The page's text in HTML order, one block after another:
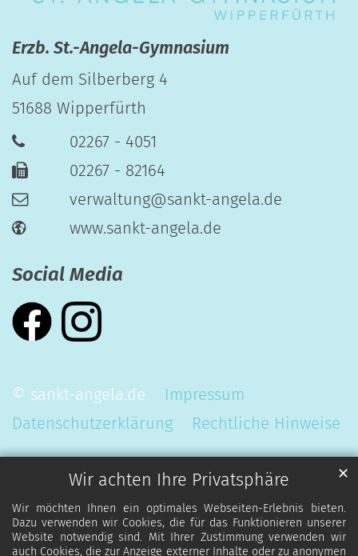
Wir achten Ihre Privatsphäre
Wir möchten Ihnen ein optimales Webseiten-Erlebnis bieten.
Dazu verwenden wir Cookies, die für das Funktionieren unserer
Website notwendig sind. Mit Ihrer Zustimmung verwenden wir
auch Cookies, die zur Anzeige externer Inhalte oder zu anonymen
✕
Erzb. St.-Angela-Gymnasium
Auf dem Silberberg 4
51688 Wipperfürth
02267 - 4051
02267 - 82164
verwaltung@sankt-angela.de
www.sankt-angela.de
Social Media
© sankt-angela.de
Impressum
Datenschutzerklärung
Rechtliche Hinweise